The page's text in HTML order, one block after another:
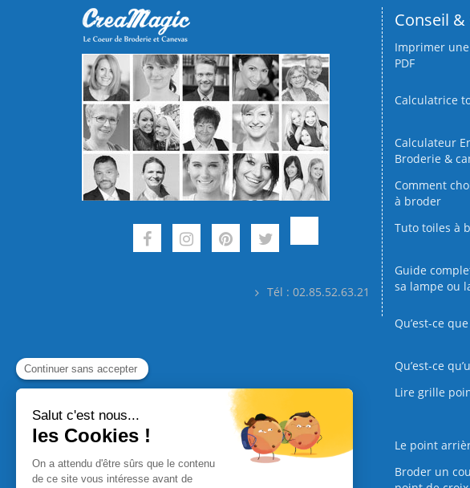
Tél : 02.85.52.63.21
Conseil &
Imprimer
PDF
Calculatrice
Calculateur
Broderie &
Comment
à broder
Tuto toiles à
Guide
sa lampe ou
Qu’est-ce
Qu’est‑ce
Lire grille
Le point
Broder un